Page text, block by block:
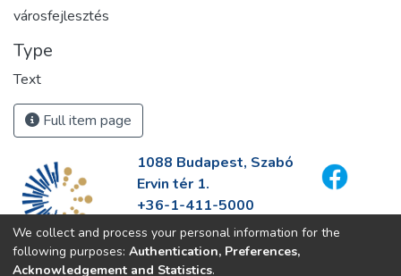
városfejlesztés
Type
Text
Full item page
1088 Budapest, Szabó
Ervin tér 1.
+36-1-411-5000
info@fszek.hu
https://fszek.hu
We collect and process your personal information for the
following purposes: Authentication, Preferences,
Acknowledgement and Statistics.